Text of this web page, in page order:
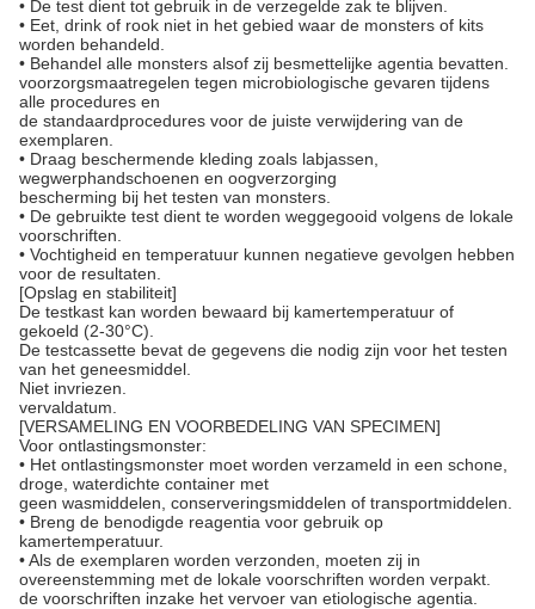
• De test dient tot gebruik in de verzegelde zak te blijven.
• Eet, drink of rook niet in het gebied waar de monsters of kits
worden behandeld.
• Behandel alle monsters alsof zij besmettelijke agentia bevatten.
voorzorgsmaatregelen tegen microbiologische gevaren tijdens
alle procedures en
de standaardprocedures voor de juiste verwijdering van de
exemplaren.
• Draag beschermende kleding zoals labjassen,
wegwerphandschoenen en oogverzorging
bescherming bij het testen van monsters.
• De gebruikte test dient te worden weggegooid volgens de lokale
voorschriften.
• Vochtigheid en temperatuur kunnen negatieve gevolgen hebben
voor de resultaten.
[Opslag en stabiliteit]
De testkast kan worden bewaard bij kamertemperatuur of
gekoeld (2-30°C).
De testcassette bevat de gegevens die nodig zijn voor het testen
van het geneesmiddel.
Niet invriezen.
vervaldatum.
[VERSAMELING EN VOORBEDELING VAN SPECIMEN]
Voor ontlastingsmonster:
• Het ontlastingsmonster moet worden verzameld in een schone,
droge, waterdichte container met
geen wasmiddelen, conserveringsmiddelen of transportmiddelen.
• Breng de benodigde reagentia voor gebruik op
kamertemperatuur.
• Als de exemplaren worden verzonden, moeten zij in
overeenstemming met de lokale voorschriften worden verpakt.
de voorschriften inzake het vervoer van etiologische agentia.